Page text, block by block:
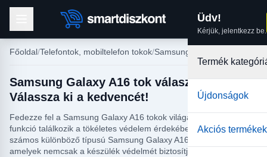
Üdv!
Kérjük, jelentkezz be.
Termék
Újdonságok
Akciós termékek
Főoldal Telefontok, mobiltelefon tokok Samsung tokok
Samsung Galaxy A16 tok választék:
Válassza ki a kedvencét!
Fedezze fel a Samsung Galaxy A16 tokok világát, ahol stílus és
funkció találkozik a tökéletes védelem érdekében. Kínálatunkban
számos különböző típusú Samsung Galaxy A16 tok található,
amelyek nemcsak a készülék védelmét biztosítják, hanem egyedi